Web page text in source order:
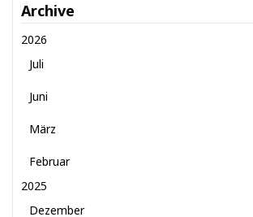
Archive
2026
Juli
Juni
März
Februar
2025
Dezember